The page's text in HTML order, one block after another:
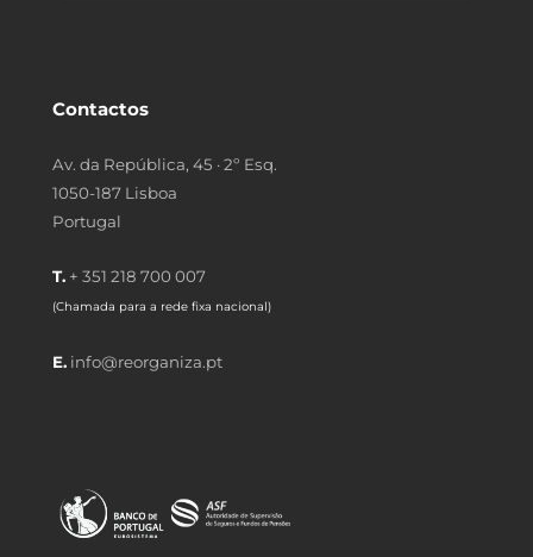
Contactos
Av. da República, 45 · 2º Esq.
1050-187 Lisboa
Portugal
T. + 351 218 700 007
(Chamada para a rede fixa nacional)
E. info@reorganiza.pt